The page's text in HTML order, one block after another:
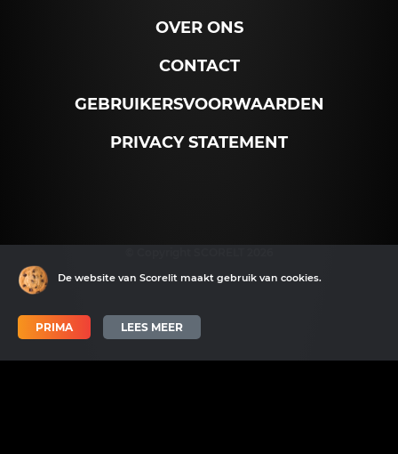
OVER ONS
CONTACT
GEBRUIKERSVOORWAARDEN
PRIVACY STATEMENT
De website van Scorelit maakt gebruik van cookies.
PRIMA LEES MEER